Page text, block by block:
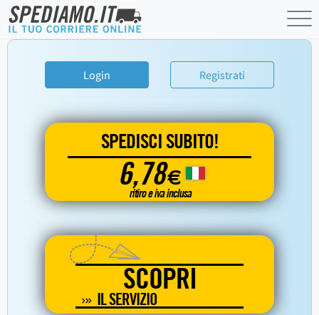
Login Registrati
SPEDISCI SUBITO!
6,78€
ritiro e iva inclusa
SCOPRI
IL SERVIZIO